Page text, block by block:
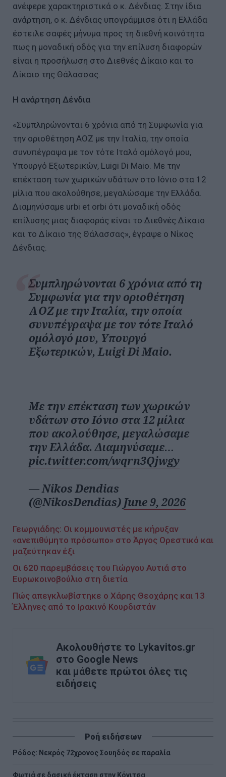
ανέφερε χαρακτηριστικά ο κ. Δένδιας. Στην ίδια
ανάρτηση, ο κ. Δένδιας υπογράμμισε ότι η Ελλάδα
έστειλε σαφές μήνυμα προς τη διεθνή κοινότητα
πως η μοναδική οδός για την επίλυση διαφορών
είναι η προσήλωση στο Διεθνές Δίκαιο και το
Δίκαιο της Θάλασσας.
Η ανάρτηση Δένδια
«Συμπληρώνονται 6 χρόνια από τη Συμφωνία για
την οριοθέτηση ΑΟΖ με την Ιταλία, την οποία
συνυπέγραψα με τον τότε Ιταλό ομόλογό μου,
Υπουργό Εξωτερικών, Luigi Di Maio. Με την
επέκταση των χωρικών υδάτων στο Ιόνιο στα 12
μίλια που ακολούθησε, μεγαλώσαμε την Ελλάδα.
Διαμηνύσαμε urbi et orbi ότι μοναδική οδός
επίλυσης μιας διαφοράς είναι το Διεθνές Δίκαιο
και το Δίκαιο της Θάλασσας», έγραψε ο Νίκος
Δένδιας.
Συμπληρώνονται 6 χρόνια από τη
Συμφωνία για την οριοθέτηση
ΑΟΖ με την Ιταλία, την οποία
συνυπέγραψα με τον τότε Ιταλό
ομόλογό μου, Υπουργό
Εξωτερικών, Luigi Di Maio.
Με την επέκταση των χωρικών
υδάτων στο Ιόνιο στα 12 μίλια
που ακολούθησε, μεγαλώσαμε
την Ελλάδα. Διαμηνύσαμε…
pic.twitter.com/wqrn3Qjwgy
— Nikos Dendias
(@NikosDendias) June 9, 2026
Γεωργιάδης: Οι κομμουνιστές με κήρυξαν
«ανεπιθύμητο πρόσωπο» στο Άργος Ορεστικό και
μαζεύτηκαν έξι
Οι 620 παρεμβάσεις του Γιώργου Αυτιά στο
Ευρωκοινοβούλιο στη διετία
Πώς απεγκλωβίστηκε ο Χάρης Θεοχάρης και 13
Έλληνες από το Ιρακινό Κουρδιστάν
Ακολουθήστε το Lykavitos.gr
στο Google News
και μάθετε πρώτοι όλες τις
ειδήσεις
Ροή ειδήσεων
Ρόδος: Νεκρός 72χρονος Σουηδός σε παραλία
Φωτιά σε δασική έκταση στην Κόνιτσα